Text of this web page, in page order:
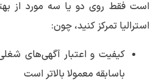
است فقط روی دو یا سه مورد از
استرالیا تمرکز کنید، چون:
کیفیت و اعتبار آگهی‌های
باسابقه معمولا بالاتر است